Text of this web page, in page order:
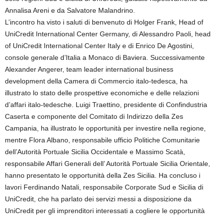
Annalisa Areni e da Salvatore Malandrino.
L’incontro ha visto i saluti di benvenuto di Holger Frank, Head of
UniCredit International Center Germany, di Alessandro Paoli, head
of UniCredit International Center Italy e di Enrico De Agostini,
console generale d’Italia a Monaco di Baviera. Successivamente
Alexander Angerer, team leader international business
development della Camera di Commercio italo-tedesca, ha
illustrato lo stato delle prospettive economiche e delle relazioni
d’affari italo-tedesche. Luigi Traettino, presidente di Confindustria
Caserta e componente del Comitato di Indirizzo della Zes
Campania, ha illustrato le opportunità per investire nella regione,
mentre Flora Albano, responsabile ufficio Politiche Comunitarie
dell’Autorità Portuale Sicilia Occidentale e Massimo Scatà,
responsabile Affari Generali dell’ Autorità Portuale Sicilia Orientale,
hanno presentato le opportunità della Zes Sicilia. Ha concluso i
lavori Ferdinando Natali, responsabile Corporate Sud e Sicilia di
UniCredit, che ha parlato dei servizi messi a disposizione da
UniCredit per gli imprenditori interessati a cogliere le opportunità